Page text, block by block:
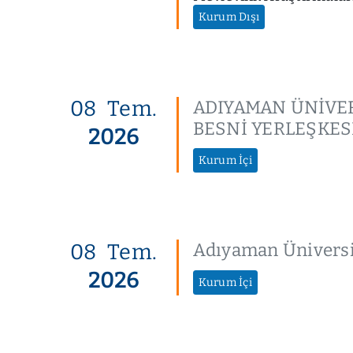
Kurum Dışı
08 Tem.
2026
ADIYAMAN
BESNİ
Kurum İçi
08 Tem.
2026
Adıyaman
Kurum İçi